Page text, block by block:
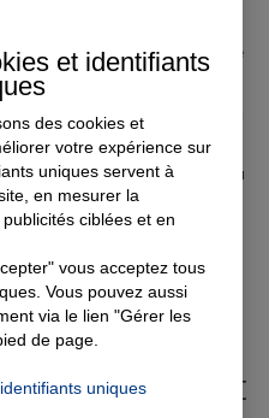
vous permet de protéger
notre
assurance habitation, ainsi que
proches en souscrivant à
vous offrons également des
votre
prêt immobilier
et bien plus encore.
basés à Pont-Saint-Esprit
est à
vos attentes et vous
couverture, que vous
en centre-ville ou votre
paisibles comme La
auto, moto
Saint-Esprit
et identifiants
des cookies et
votre expérience sur
uniques servent à
en mesurer la
ciblées et en
vous acceptez tous
Vous pouvez aussi
via le lien "Gérer les
de page.
uniques